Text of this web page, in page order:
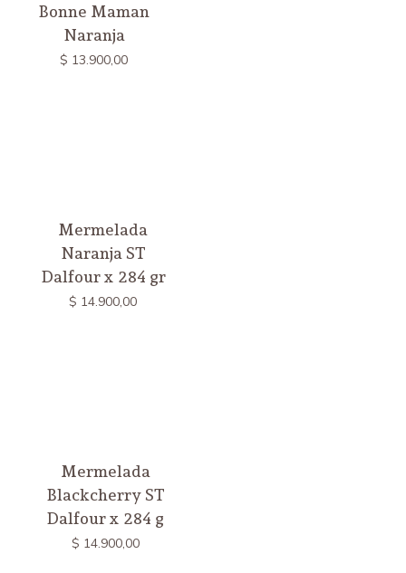
Bonne Maman
Naranja
$ 13.900,00
Mermelada
Naranja ST
Dalfour x 284 gr
$ 14.900,00
Mermelada
Blackcherry ST
Dalfour x 284 g
$ 14.900,00